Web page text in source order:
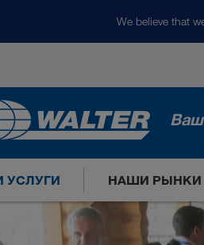
We believe that
Ваш
УСЛУГИ НАШИ РЫНКИ